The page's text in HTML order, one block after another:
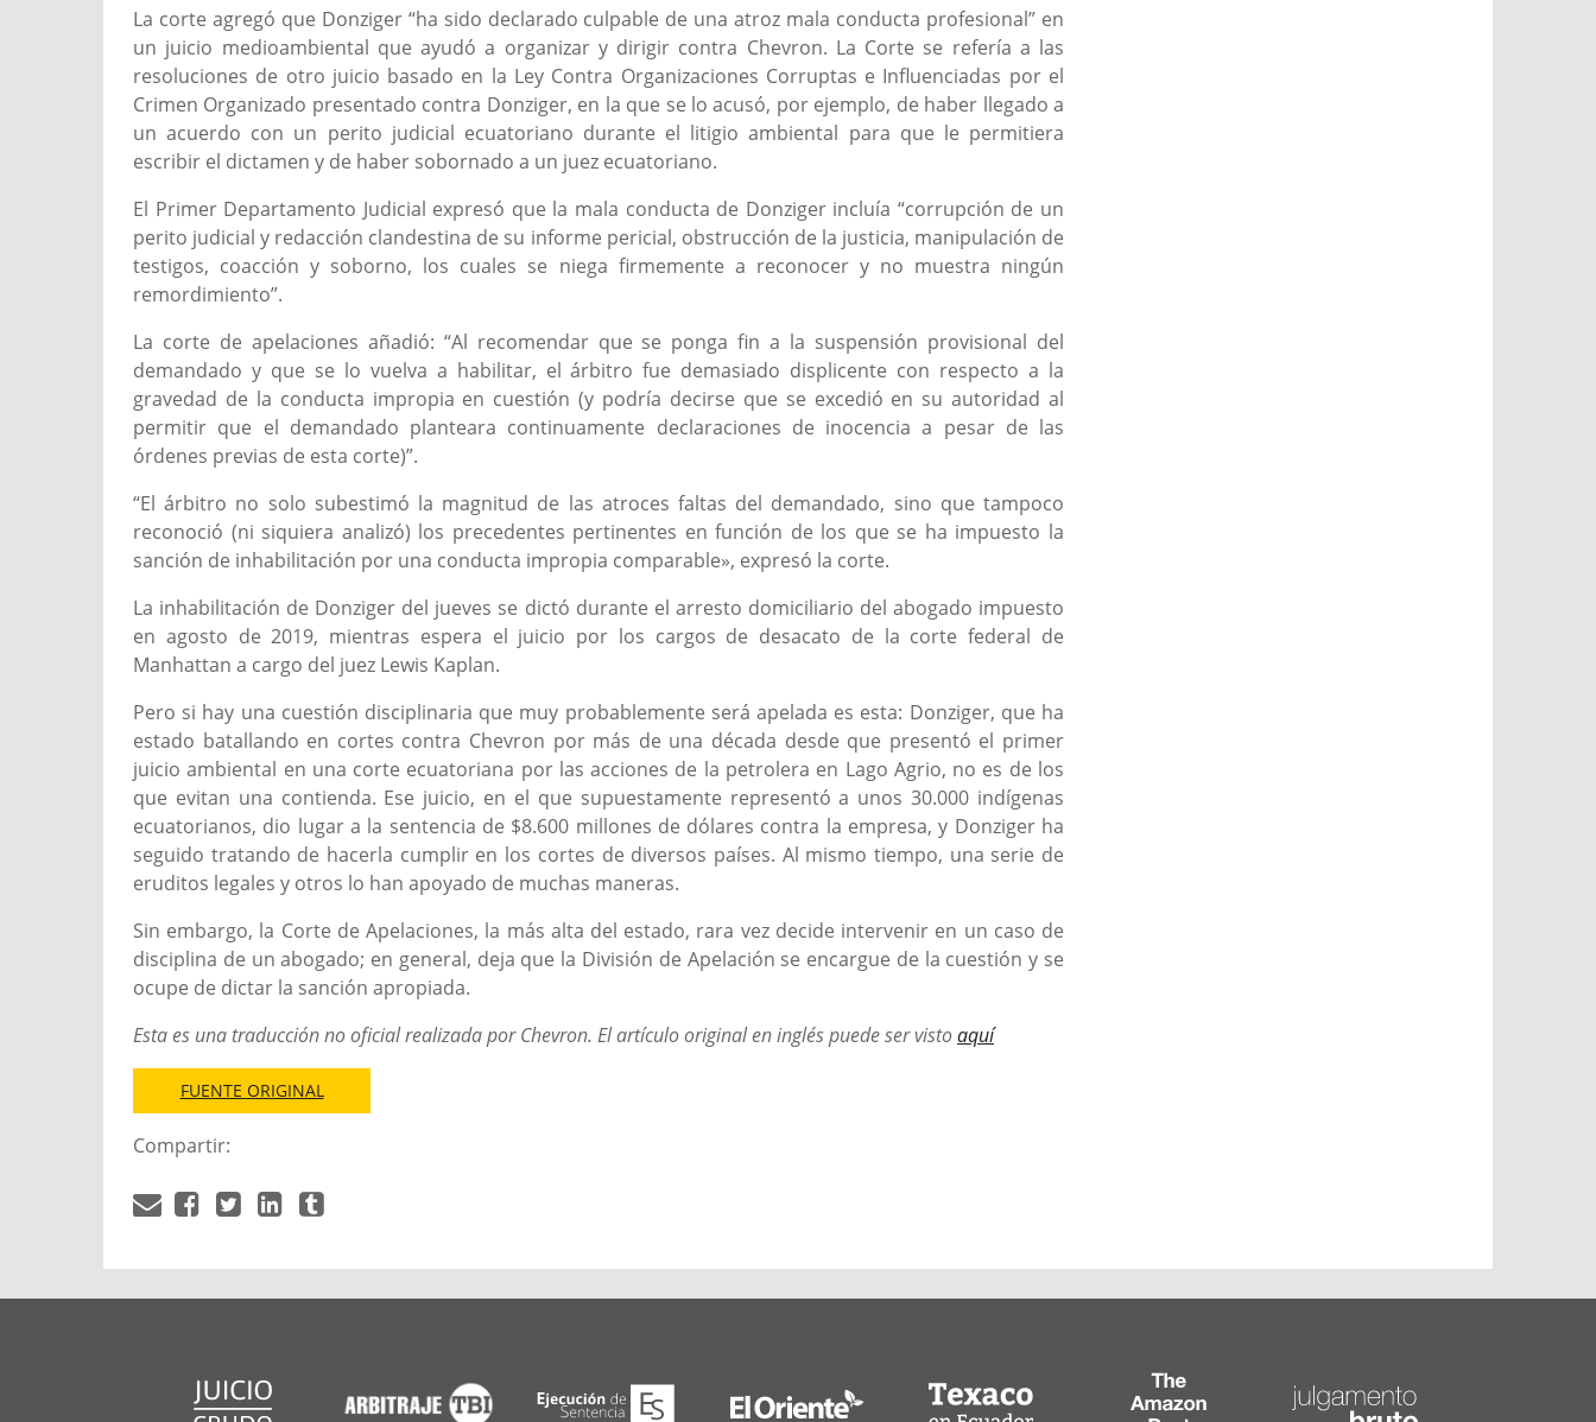
La corte agregó que Donziger “ha sido declarado culpable de una atroz mala conducta profesional” en
un juicio medioambiental que ayudó a organizar y dirigir contra Chevron. La Corte se refería a las
resoluciones de otro juicio basado en la Ley Contra Organizaciones Corruptas e Influenciadas por el
Crimen Organizado presentado contra Donziger, en la que se lo acusó, por ejemplo, de haber llegado a
un acuerdo con un perito judicial ecuatoriano durante el litigio ambiental para que le permitiera
escribir el dictamen y de haber sobornado a un juez ecuatoriano.
El Primer Departamento Judicial expresó que la mala conducta de Donziger incluía “corrupción de un
perito judicial y redacción clandestina de su informe pericial, obstrucción de la justicia, manipulación de
testigos, coacción y soborno, los cuales se niega firmemente a reconocer y no muestra ningún
remordimiento”.
La corte de apelaciones añadió: “Al recomendar que se ponga fin a la suspensión provisional del
demandado y que se lo vuelva a habilitar, el árbitro fue demasiado displicente con respecto a la
gravedad de la conducta impropia en cuestión (y podría decirse que se excedió en su autoridad al
permitir que el demandado planteara continuamente declaraciones de inocencia a pesar de las
órdenes previas de esta corte)”.
“El árbitro no solo subestimó la magnitud de las atroces faltas del demandado, sino que tampoco
reconoció (ni siquiera analizó) los precedentes pertinentes en función de los que se ha impuesto la
sanción de inhabilitación por una conducta impropia comparable», expresó la corte.
La inhabilitación de Donziger del jueves se dictó durante el arresto domiciliario del abogado impuesto
en agosto de 2019, mientras espera el juicio por los cargos de desacato de la corte federal de
Manhattan a cargo del juez Lewis Kaplan.
Pero si hay una cuestión disciplinaria que muy probablemente será apelada es esta: Donziger, que ha
estado batallando en cortes contra Chevron por más de una década desde que presentó el primer
juicio ambiental en una corte ecuatoriana por las acciones de la petrolera en Lago Agrio, no es de los
que evitan una contienda. Ese juicio, en el que supuestamente representó a unos 30.000 indígenas
ecuatorianos, dio lugar a la sentencia de $8.600 millones de dólares contra la empresa, y Donziger ha
seguido tratando de hacerla cumplir en los cortes de diversos países. Al mismo tiempo, una serie de
eruditos legales y otros lo han apoyado de muchas maneras.
Sin embargo, la Corte de Apelaciones, la más alta del estado, rara vez decide intervenir en un caso de
disciplina de un abogado; en general, deja que la División de Apelación se encargue de la cuestión y se
ocupe de dictar la sanción apropiada.
Esta es una traducción no oficialrealizada por Chevron. El artículo original en inglés puede ser vistoaquí
FUENTE ORIGINAL
Compartir: